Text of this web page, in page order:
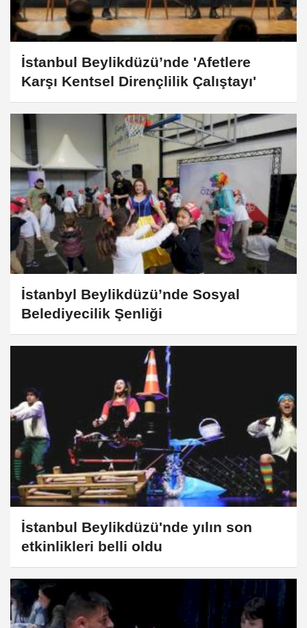
İstanbul Beylikdüzü’nde 'Afetlere
Karşı Kentsel Dirençlilik Çalıştayı'
İstanbyl Beylikdüzü’nde Sosyal
Belediyecilik Şenliği
İstanbul Beylikdüzü'nde yılın son
etkinlikleri belli oldu